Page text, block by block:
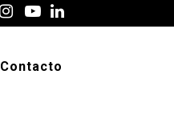
Contacto